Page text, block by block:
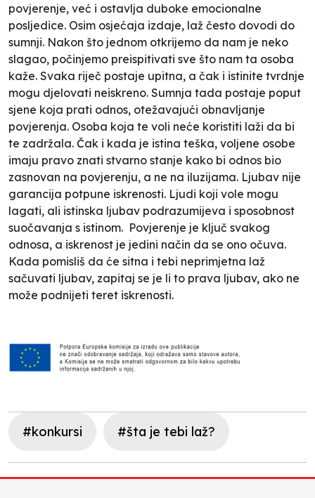
povjerenje, već i ostavlja duboke emocionalne
posljedice. Osim osjećaja izdaje, laž često dovodi do
sumnji. Nakon što jednom otkrijemo da nam je neko
slagao, počinjemo preispitivati sve što nam ta osoba
kaže. Svaka riječ postaje upitna, a čak i istinite tvrdnje
mogu djelovati neiskreno. Sumnja tada postaje poput
sjene koja prati odnos, otežavajući obnavljanje
povjerenja. Osoba koja te voli neće koristiti laži da bi
te zadržala. Čak i kada je istina teška, voljene osobe
imaju pravo znati stvarno stanje kako bi odnos bio
zasnovan na povjerenju, a ne na iluzijama. Ljubav nije
garancija potpune iskrenosti. Ljudi koji vole mogu
lagati, ali istinska ljubav podrazumijeva i sposobnost
suočavanja s istinom. Povjerenje je ključ svakog
odnosa, a iskrenost je jedini način da se ono očuva.
Kada pomisliš da će sitna i tebi neprimjetna laž
sačuvati ljubav, zapitaj se je li to prava ljubav, ako ne
može podnijeti teret iskrenosti.
#konkursi #šta je tebi laž?